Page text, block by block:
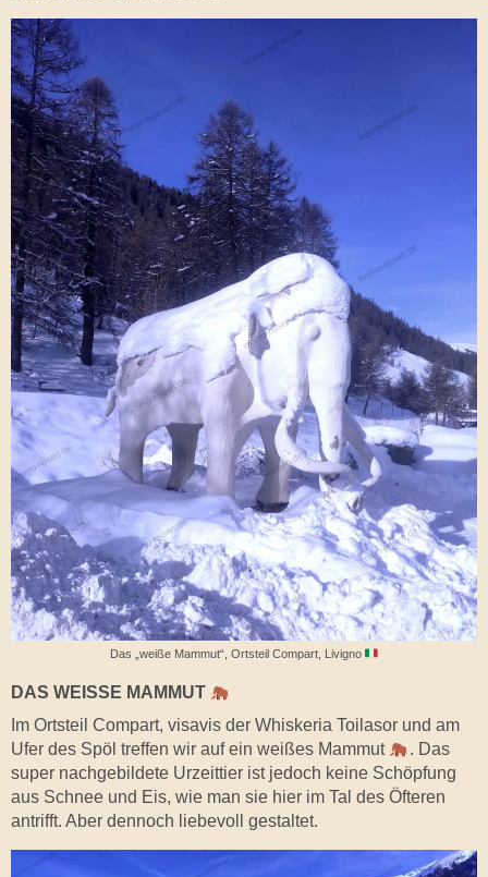
Das „weiße Mammut“, Ortsteil Compart, Livigno
DAS WEISSE MAMMUT
Im Ortsteil Compart, visavis der Whiskeria Toilasor und am
Ufer des Spöl treffen wir auf ein weißes Mammut
. Das
super nachgebildete Urzeittier ist jedoch keine Schöpfung
aus Schnee und Eis, wie man sie hier im Tal des Öfteren
antrifft. Aber dennoch liebevoll gestaltet.